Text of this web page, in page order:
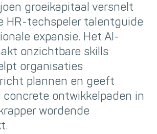
groeikapitaal versnelt
HR-techspeler talentguide
expansie. Het AI-
onzichtbare skills
organisaties
plannen en geeft
concrete ontwikkelpaden in
wordende